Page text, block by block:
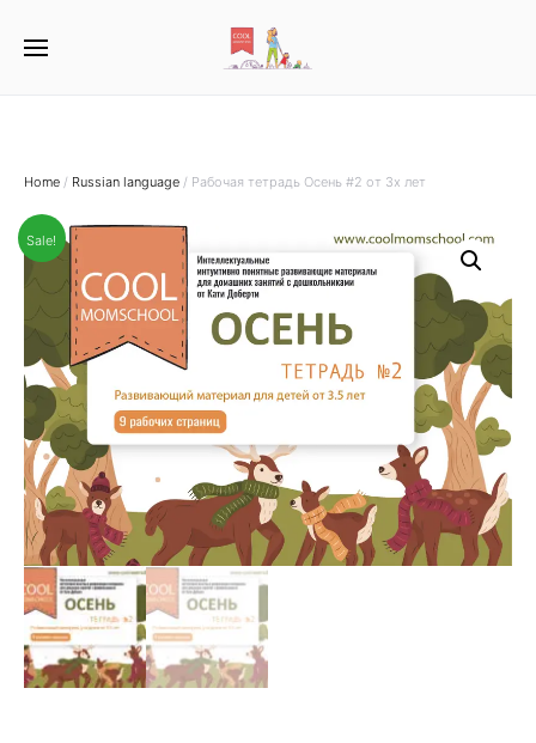
Home / Russian language / Рабочая тетрадь Осень #2 от 3х лет
Sale!